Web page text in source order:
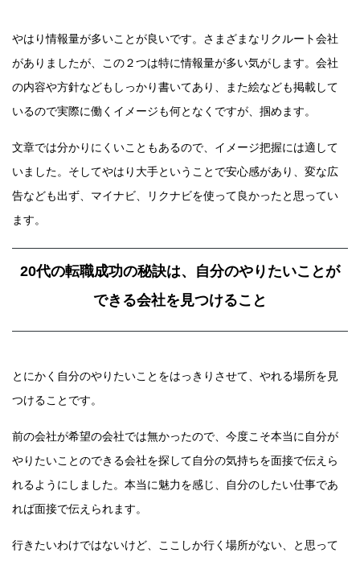
やはり情報量が多いことが良いです。さまざまなリクルート会社
がありましたが、この２つは特に情報量が多い気がします。会社
の内容や方針などもしっかり書いてあり、また絵なども掲載して
いるので実際に働くイメージも何となくですが、掴めます。
文章では分かりにくいこともあるので、イメージ把握には適して
いました。そしてやはり大手ということで安心感があり、変な広
告なども出ず、マイナビ、リクナビを使って良かったと思ってい
ます。
20代の転職成功の秘訣は、自分のやりたいことが
できる会社を見つけること
とにかく自分のやりたいことをはっきりさせて、やれる場所を見
つけることです。
前の会社が希望の会社では無かったので、今度こそ本当に自分が
やりたいことのできる会社を探して自分の気持ちを面接で伝えら
れるようにしました。本当に魅力を感じ、自分のしたい仕事であ
れば面接で伝えられます。
行きたいわけではないけど、ここしか行く場所がない、と思って